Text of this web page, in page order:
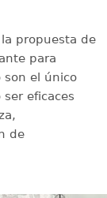
propuesta de
para
son el único
eficaces
de